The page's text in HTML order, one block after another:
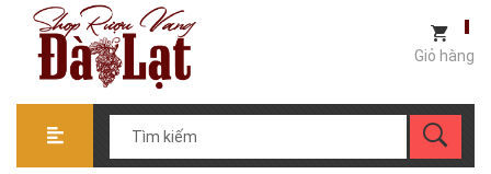
Giỏ hàng